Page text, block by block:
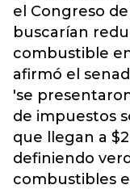
el Congreso
buscarían
combustible
afirmó el
'se
de impuestos
que llegan a
definiendo
combustibles